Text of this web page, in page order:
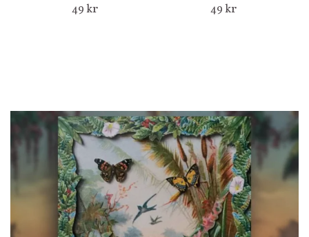
49 kr
49 kr